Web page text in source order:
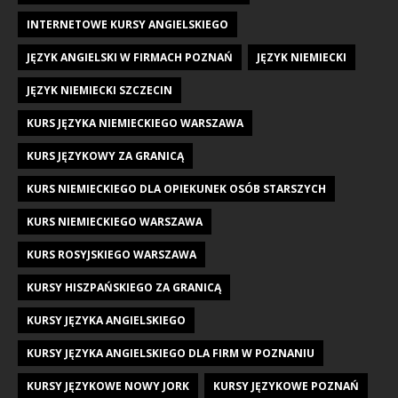
INTERNETOWE KURSY ANGIELSKIEGO
JĘZYK ANGIELSKI W FIRMACH POZNAŃ JĘZYK NIEMIECKI
JĘZYK NIEMIECKI SZCZECIN
KURS JĘZYKA NIEMIECKIEGO WARSZAWA
KURS JĘZYKOWY ZA GRANICĄ
KURS NIEMIECKIEGO DLA OPIEKUNEK OSÓB STARSZYCH
KURS NIEMIECKIEGO WARSZAWA
KURS ROSYJSKIEGO WARSZAWA
KURSY HISZPAŃSKIEGO ZA GRANICĄ
KURSY JĘZYKA ANGIELSKIEGO
KURSY JĘZYKA ANGIELSKIEGO DLA FIRM W POZNANIU
KURSY JĘZYKOWE NOWY JORK KURSY JĘZYKOWE POZNAŃ